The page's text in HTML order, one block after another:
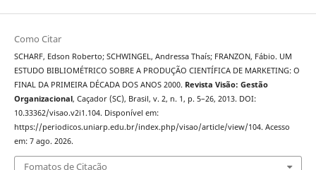
Como Citar
SCHARF, Edson Roberto; SCHWINGEL, Andressa Thaís; FRANZON, Fábio. UM
ESTUDO BIBLIOMÉTRICO SOBRE A PRODUÇÃO CIENTÍFICA DE MARKETING: O
FINAL DA PRIMEIRA DÉCADA DOS ANOS 2000. Revista Visão: Gestão
Organizacional, Caçador (SC), Brasil, v. 2, n. 1, p. 5–26, 2013. DOI:
10.33362/visao.v2i1.104. Disponível em:
https://periodicos.uniarp.edu.br/index.php/visao/article/view/104. Acesso
em: 7 ago. 2026.
Fomatos de Citação